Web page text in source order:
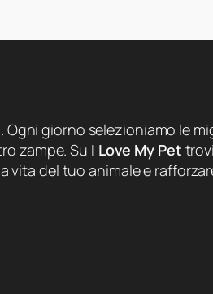
giorno selezioniamo le
zampe. Su I Love My Pet
del tuo animale e